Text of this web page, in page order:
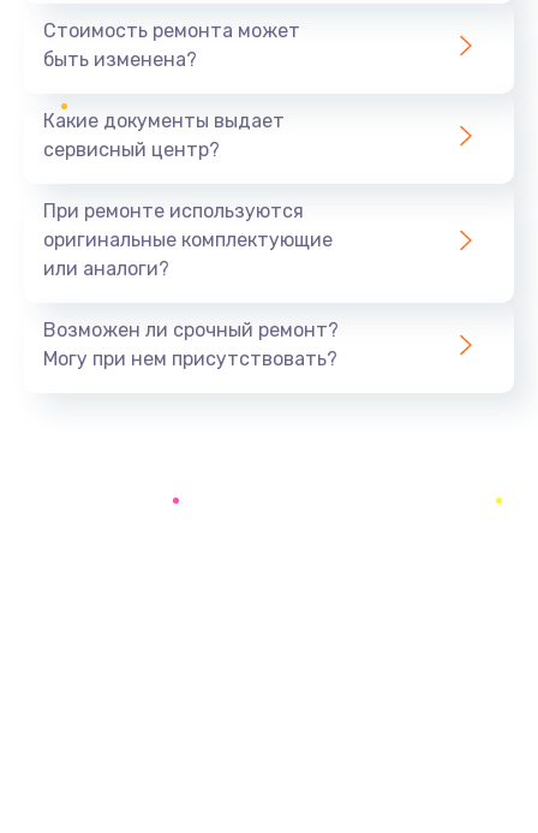
1440 руб.
Ремонт южного моста
Замена батарейки BIOS
Заказать
Стоимость ремонта может
быть изменена?
Какие документы выдает
сервисный центр?
При ремонте используются
оригинальные комплектующие
или аналоги?
Возможен ли срочный ремонт?
Могу при нем присутствовать?